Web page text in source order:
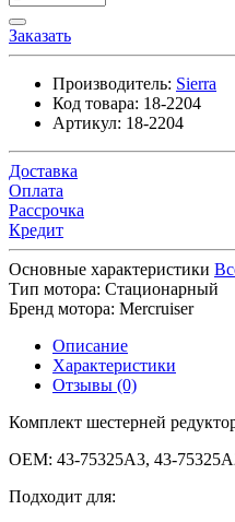
Заказать
Производитель: Sierra
Код товара: 18-2204
Артикул: 18-2204
Доставка
Оплата
Рассрочка
Кредит
Основные характеристики
Тип мотора: Стационарный
Бренд мотора: Mercruiser
Описание
Характеристики
Отзывы (0)
Комплект шестерней
OEM: 43-75325A3, 43-
Подходит для: